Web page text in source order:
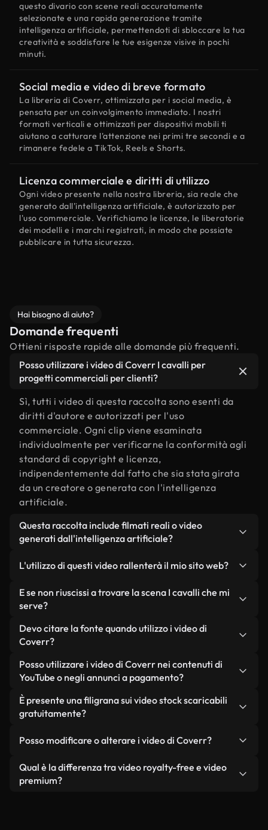
questo divario con scene reali accuratamente
selezionate e una rapida generazione tramite
intelligenza artificiale, permettendoti di sbloccare la tua
creatività e soddisfare le tue esigenze visive in pochi
minuti.
Social media e video di breve formato
La libreria di Coverr, ottimizzata per i social media, è
pensata per un coinvolgimento immediato. I nostri
formati verticali e ottimizzati per dispositivi mobili ti
aiutano a catturare l'attenzione nei primi tre secondi e a
rimanere fedele a TikTok, Reels e Shorts.
Licenza commerciale e diritti di utilizzo
Ogni video presente nella nostra libreria, sia reale che
generato dall'intelligenza artificiale, è autorizzato per
l'uso commerciale. Verifichiamo le licenze, le liberatorie
dei modelli e i marchi registrati, in modo che possiate
pubblicare in tutta sicurezza.
Hai bisogno di aiuto?
Domande frequenti
Ottieni risposte rapide alle domande più frequenti.
Posso utilizzare i video di Coverr I cavalli per
progetti commerciali per clienti?
Sì, tutti i video di questa raccolta sono esenti da
diritti d'autore e autorizzati per l'uso
commerciale. Ogni clip viene esaminata
individualmente per verificarne la conformità agli
standard di copyright e licenza,
indipendentemente dal fatto che sia stata girata
da un creatore o generata con l'intelligenza
artificiale.
Questa raccolta include filmati reali o video
generati dall'intelligenza artificiale?
da filmati reali, girati da persone, relativi a I
cavalli, e da video generati dall'intelligenza
artificiale. Ogni video è chiaramente etichettato,
L'utilizzo di questi video rallenterà il mio sito web?
Non se scegli le nostre versioni ottimizzate.
Offriamo formati leggeri e pronti per il web,
mantengono alta la qualità, riducono al minimo i
tempi di caricamento e migliorano parametri
come LCP.
E se non riuscissi a trovare la scena I cavalli che mi
serve?
Puoi crearne uno all'istante utilizzando Coverr AI
Studio. Ti basta descrivere la scena, ad esempio "I
secondi un video personalizzato in conformità con
i nostri standard di licenza.
Devo citare la fonte quando utilizzo i video di
Coverr?
Non è richiesto alcun riconoscimento dell'autore.
Tutti i video presenti nella nostra libreria sono
senza citare il creatore, sebbene sia sempre
gradito.
Posso utilizzare i video di Coverr nei contenuti di
YouTube o negli annunci a pagamento?
Sì. Tutti i filmati di Coverr possono essere utilizzati
in video monetizzati su YouTube, promozioni sui
condizione che non si rivendano o ridistribuiscano
È presente una filigrana sui video stock scaricabili
gratuitamente?
reali o generati dall'intelligenza artificiale, include
filigrane. Avrai a disposizione filmati puliti e pronti
all'uso.
Posso modificare o alterare i video di Coverr?
Sì. Siete liberi di tagliare, ritagliare o remixare i
nostri video. Assicuratevi solo che il prodotto
Qual è la differenza tra video royalty-free e video
premium?